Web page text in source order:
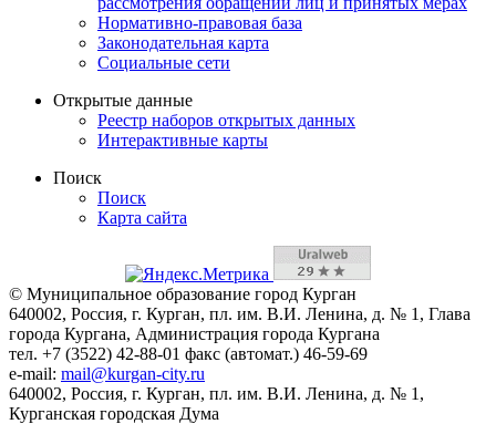
Нормативно-правовая база
Законодательная карта
Социальные сети
Открытые данные
Реестр наборов открытых данных
Интерактивные карты
Поиск
Поиск
Карта сайта
© Муниципальное образование город Курган
640002, Россия, г. Курган, пл. им. В.И. Ленина, д. № 1, Глава
города Кургана, Администрация города Кургана
тел. +7 (3522) 42-88-01 факс (автомат.) 46-59-69
e-mail: mail@kurgan-city.ru
640002, Россия, г. Курган, пл. им. В.И. Ленина, д. № 1,
Курганская городская Дума